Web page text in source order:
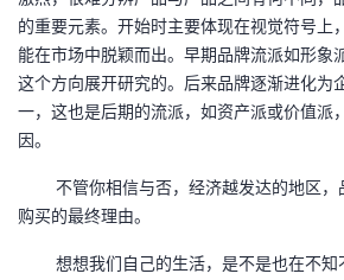
堂
我
课
程
的
认
我
的我
我
的
术
我
云
的重要元素。开始时主要体现在视觉符号上
能在市场中脱颖而出。早期品牌流派如形象
这个方向展开研究的。后来品牌逐渐进化为
一，这也是后期的流派，如资产派或价值派
因。
不管你相信与否，经济越发达的地区
购买的最终理由。
想想我们自己的生活，是不是也在不知